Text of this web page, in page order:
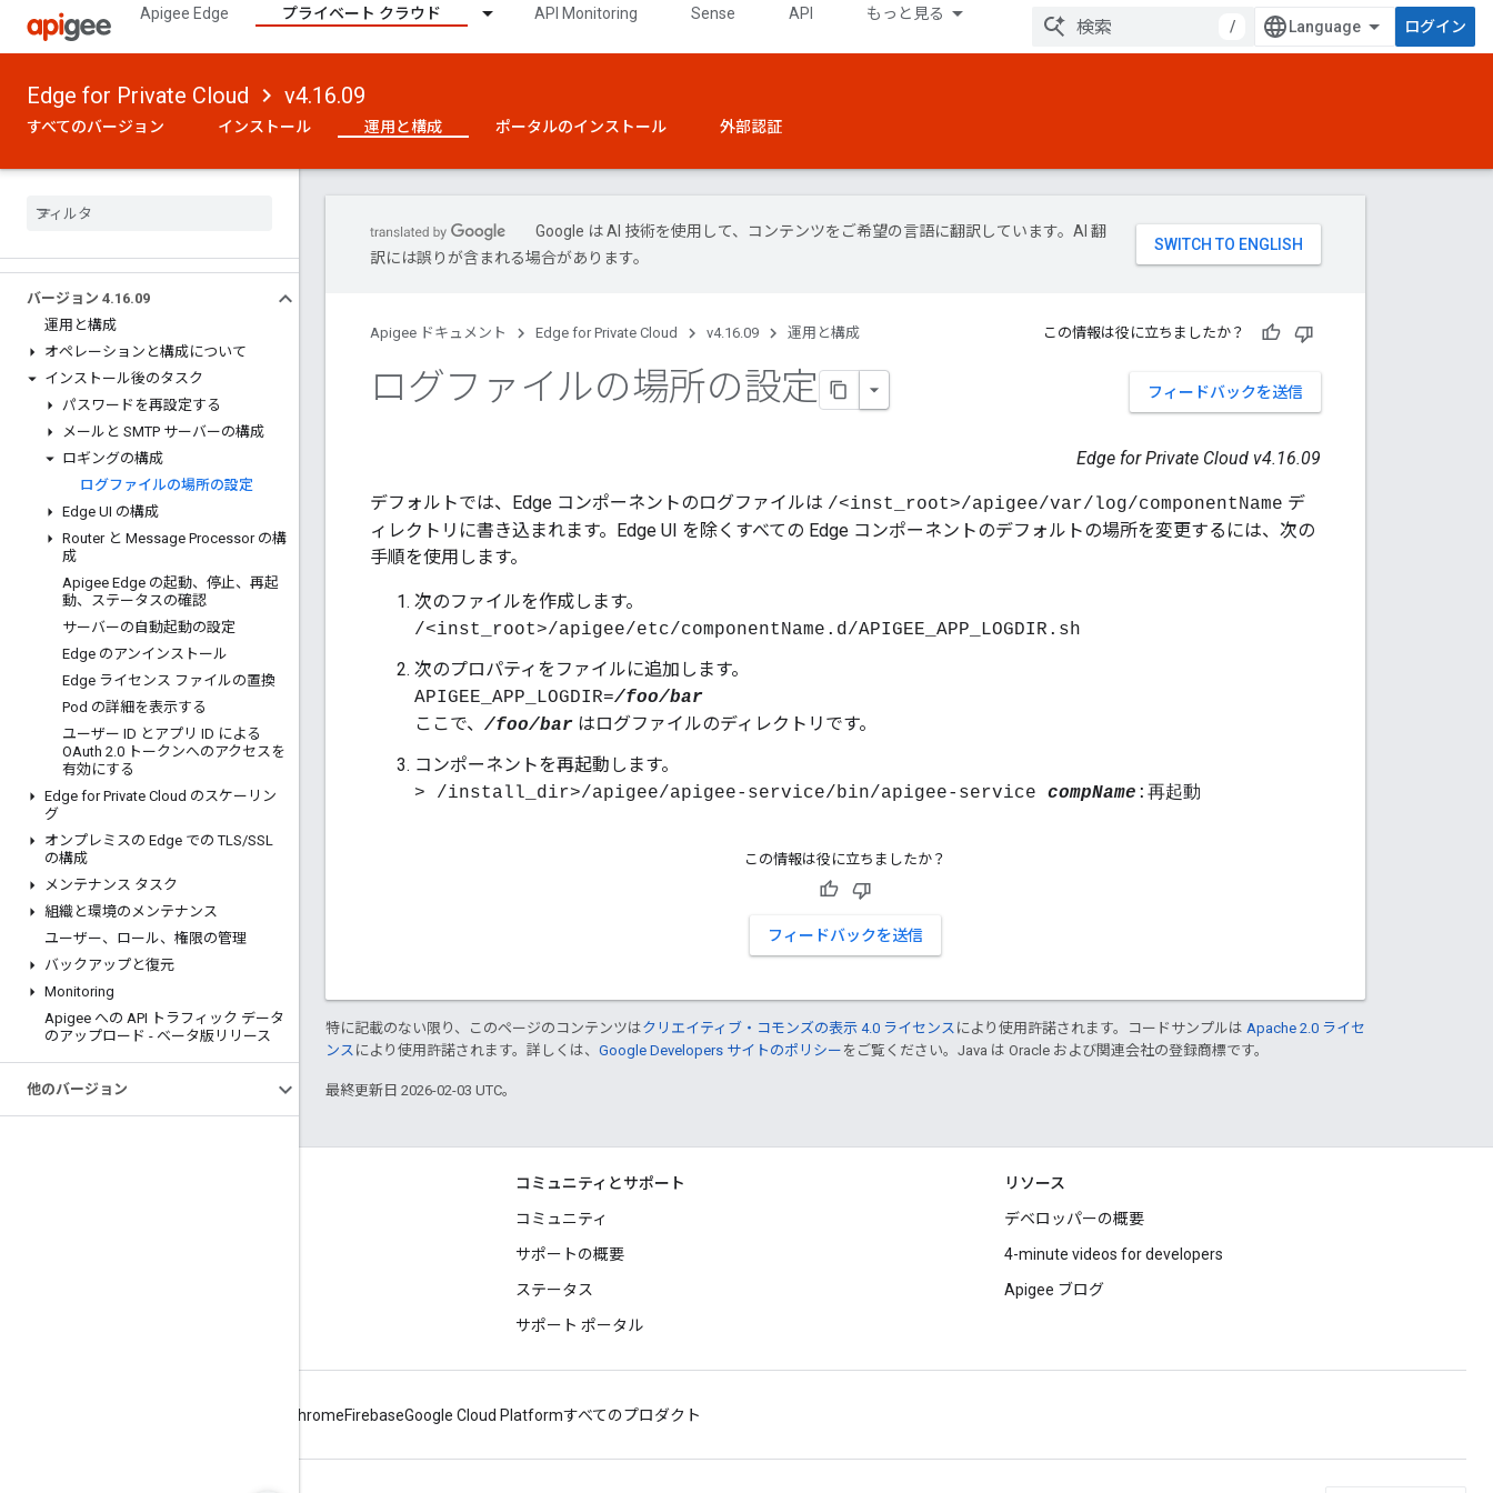
Apigee Edge プライベート クラウド API Monitoring Sense API もっと見る
/ ログイン
Edge for Private Cloud v4.16.09
すべてのバージョン インストール 運用と構成 ポータルのインストール 外部認証
バージョン 4.16.09
運用と構成
オペレーションと構成について
インストール後のタスク
パスワードを再設定する
メールと SMTP サーバーの構成
ロギングの構成
ログファイルの場所の設定
Edge UI の構成
Router と Message Processor の構
成
Apigee Edge の起動、停止、再起
動、ステータスの確認
サーバーの自動起動の設定
Edge のアンインストール
Edge ライセンス ファイルの置換
Pod の詳細を表示する
ユーザー ID とアプリ ID による
OAuth 2.0 トークンへのアクセスを
有効にする
Edge for Private Cloud のスケーリン
グ
オンプレミスの Edge での TLS/SSL
の構成
メンテナンス タスク
組織と環境のメンテナンス
ユーザー、ロール、権限の管理
バックアップと復元
Monitoring
Apigee への API トラフィック データ
のアップロード - ベータ版リリース
他のバージョン
Google は AI 技術を使用して、コンテンツをご希望の言語に翻訳しています。AI 翻
訳には誤りが含まれる場合があります。
Apigee ドキュメント Edge for Private Cloud v4.16.09 運用と構成 この情報は役に立ちましたか？
フィードバックを送信
ログファイルの場所の設定
Edge for Private Cloud v4.16.09
デフォルトでは、Edge コンポーネントのログファイルは /<inst_root>/apigee/var/log/componentName デ
ィレクトリに書き込まれます。Edge UI を除くすべての Edge コンポーネントのデフォルトの場所を変更するには、次の
手順を使用します。
次のファイルを作成します。
/<inst_root>/apigee/etc/componentName.d/APIGEE_APP_LOGDIR.sh
次のプロパティをファイルに追加します。
APIGEE_APP_LOGDIR=/foo/bar
ここで、 /foo/bar はログファイルのディレクトリです。
コンポーネントを再起動します。
> /install_dir>/apigee/apigee-service/bin/apigee-service compName :再起動
この情報は役に立ちましたか？
フィードバックを送信
特に記載のない限り、このページのコンテンツはクリエイティブ・コモンズの表示 4.0 ライセンス により使用許諾されます。コードサンプルは Apache 2.0 ライセ
ンス により使用許諾されます。詳しくは、 Google Developers サイトのポリシー をご覧ください。Java は Oracle および関連会社の登録商標です。
最終更新日 2026-02-03 UTC。
コミュニティとサポート
コミュニティ
サポートの概要
ステータス
サポート ポータル
リソース
デベロッパーの概要
4-minute videos for developers
Apigee ブログ
ChromeFirebaseGoogle Cloud Platformすべてのプロダクト